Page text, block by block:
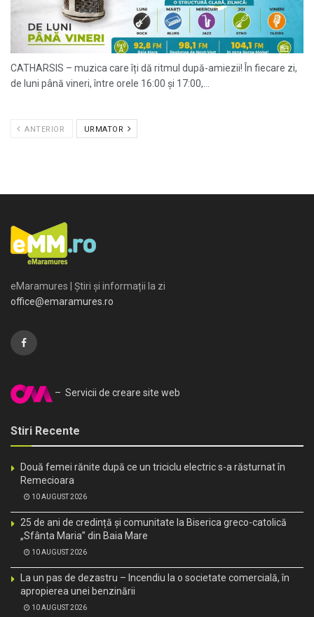
CATHARSIS – muzica care îți dă ritmul după-amiezii! În fiecare zi,
de luni până vineri, între orele 16:00 și 17:00,...
ANTERIOR URMATOR
eMaramures | Știri și informații la zi
office@emaramures.ro
– Servicii de creare site web
Stiri Recente
Două femei rănite după ce un triciclu electric s-a răsturnat în
Remecioara
10 AUGUST 2026
25 de ani de credință și comunitate la Biserica greco-catolică
„Sfânta Maria” din Baia Mare
10 AUGUST 2026
La un pas de dezastru – Incendiu la o societate comercială, în
apropierea unei benzinării
10 AUGUST 2026